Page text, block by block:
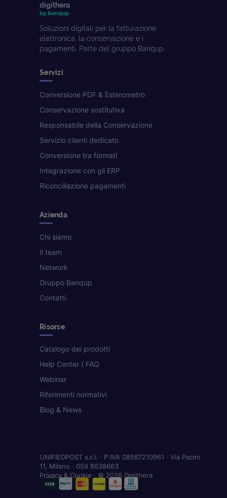
digithera
by banqup
Soluzioni digitali per la fatturazione
elettronica, la conservazione e i
pagamenti. Parte del gruppo Banqup.
Servizi
Conversione PDF & Esterometro
Conservazione sostitutiva
Responsabile della Conservazione
Servizio clienti dedicato
Conversione tra formati
Integrazione con gli ERP
Riconciliazione pagamenti
Azienda
Chi siamo
Il team
Network
Gruppo Banqup
Contatti
Risorse
Catalogo dei prodotti
Help Center / FAQ
Webinar
Riferimenti normativi
Blog & News
UNIFIEDPOST s.r.l. · P.IVA 08567210961 · Via Pacini
11, Milano · 059 8638663
Privacy & Cookie · © 2026 Digithera